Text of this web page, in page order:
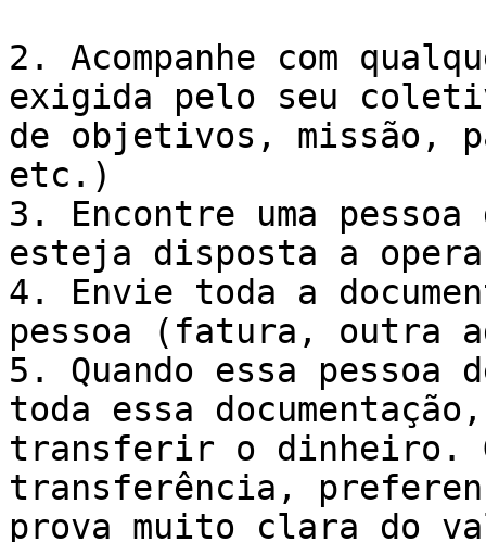
2. Acompanhe com
exigida pelo seu
de objetivos, missão,
etc.)
3. Encontre uma
esteja disposta a
4. Envie toda a
pessoa (fatura, outra
5. Quando essa
toda essa
transferir o dinheiro.
transferência,
prova muito clara do